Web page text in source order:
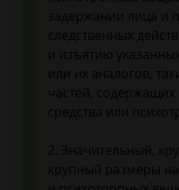
задержании лица и
следственных
и изъятию
или их аналогов,
частей, содержащих
средства или
2. Значительный,
крупный размеры